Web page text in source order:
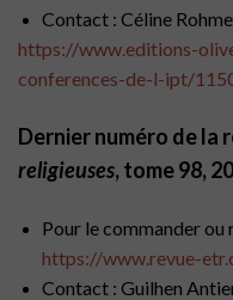
Contact : Céline
https://www.editions-
conferences-de-l-ipt/
Dernier numéro de la
religieuses, tome 98,
Pour le commander
https://www.revue-
Contact : Guilhen